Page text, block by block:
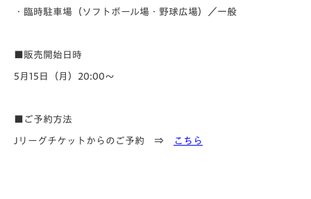
・臨時駐車場（ソフトボール場・野球広場）／一般
■販売開始日時
5月15日（月）20:00～
■ご予約方法
Jリーグチケットからのご予約 ⇒ こちら